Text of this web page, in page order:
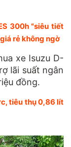
300h "siêu tiết
rẻ không ngờ
xe Isuzu D-
lãi suất ngân
đồng.
tiêu thụ 0,86 lít